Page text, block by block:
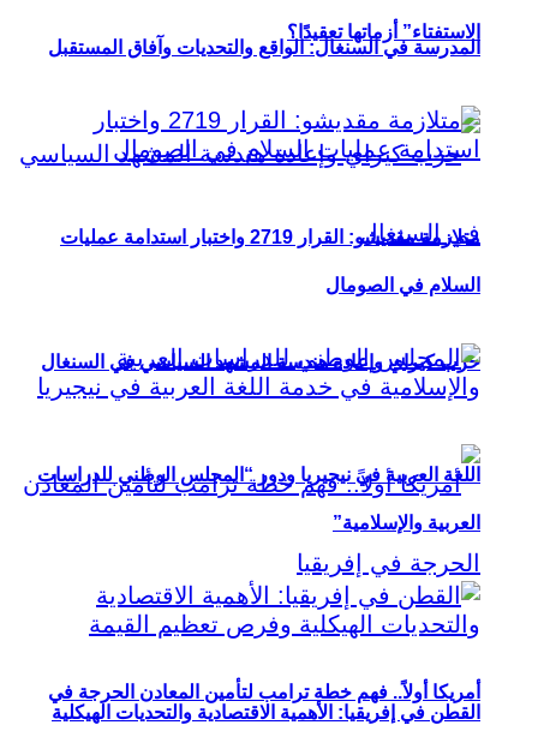
الاستفتاء” أزماتها تعقيدًا؟
حزب كيراي وإعادة هندسة المشهد السياسي في السنغال
أمريكا أولاً.. فهم خطة ترامب لتأمين المعادن الحرجة في
المدرسة في السنغال: الواقع والتحديات وآفاق المستقبل
متلازمة مقديشو: القرار 2719 واختبار استدامة عمليات
السلام في الصومال
اللغة العربية في نيجيريا ودور “المجلس الوطني للدراسات
العربية والإسلامية”
القطن في إفريقيا: الأهمية الاقتصادية والتحديات الهيكلية